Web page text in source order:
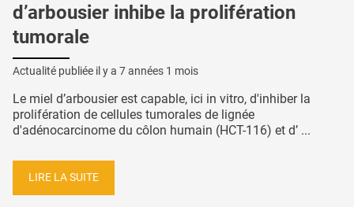
d’arbousier inhibe la prolifération
tumorale
Actualité publiée il y a 7 années 1 mois
Le miel d’arbousier est capable, ici in vitro, d'inhiber la
prolifération de cellules tumorales de lignée
d'adénocarcinome du côlon humain (HCT-116) et d’ ...
LIRE LA SUITE